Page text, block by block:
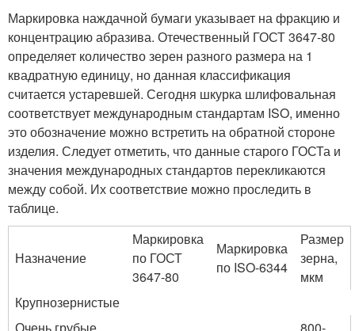
Маркировка наждачной бумаги указывает на фракцию и
концентрацию абразива. Отечественный ГОСТ 3647-80
определяет количество зерен разного размера на 1
квадратную единицу, но данная классификация
считается устаревшей. Сегодня шкурка шлифовальная
соответствует международным стандартам ISO, именно
это обозначение можно встретить на обратной стороне
изделия. Следует отметить, что данные старого ГОСТа и
значения международных стандартов перекликаются
между собой. Их соответствие можно проследить в
таблице.
Назначение
Маркировка
по ГОСТ
3647-80
Маркировка
по ISO-6344
Размер
зерна,
мкм
Крупнозернистые